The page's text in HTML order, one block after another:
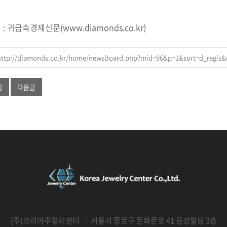
: 귀금속경제신문(www.diamonds.co.kr)
diamonds.co.kr/home/
다음글
(주)코리아주얼리센터 서울시 종로구 돈화문로 41 금성빌딩 3층